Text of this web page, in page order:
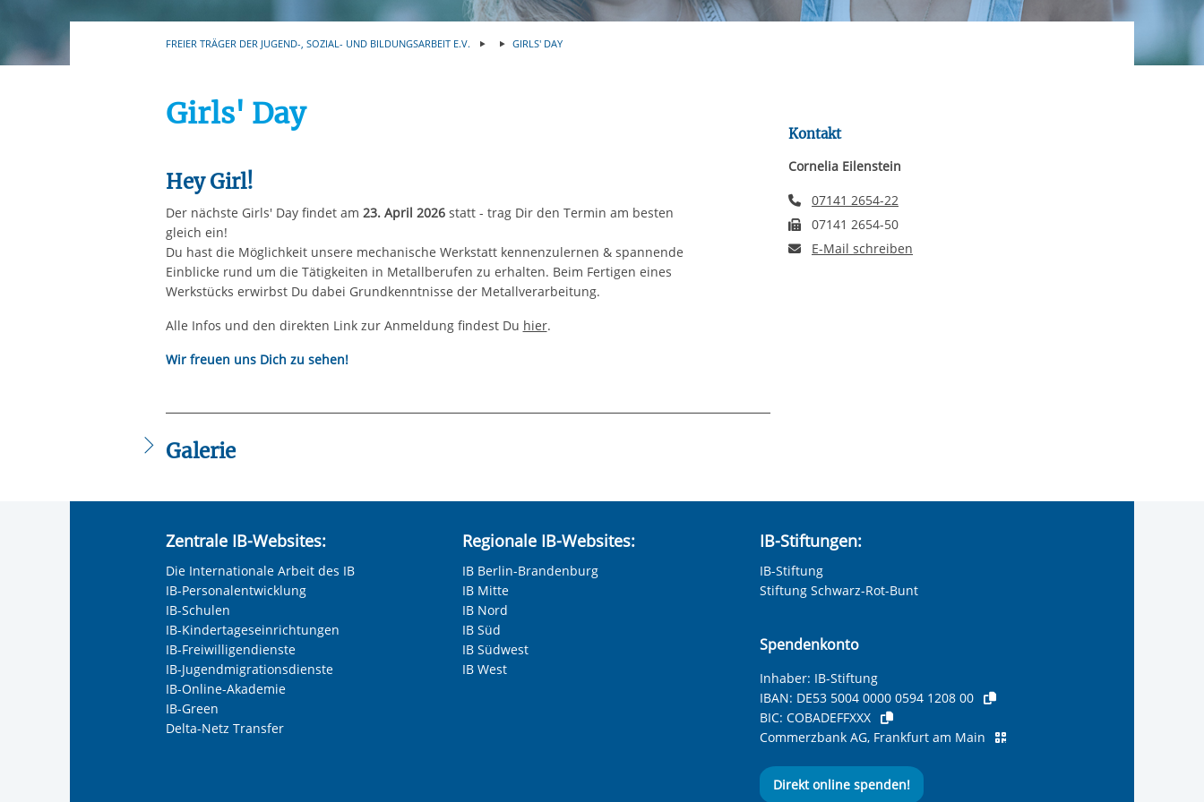
Ihre etwaige Einwilligung erstreckt sich nicht auf notwendige Cookies, die erforderlich zur Bereitstellung
aufgrund berechtigter Interessen und daher unabhängig von einer Einwilligung.
Automatische Wiedergabe starten/stoppen
FREIER TRÄGER DER JUGEND-, SOZIAL- UND BILDUNGSARBEIT E.V. GIRLS' DAY
Girls' Day
Hey Girl!
Der nächste Girls' Day findet am 23. April 2026 statt - trag Dir den Termin am besten
gleich ein!
Du hast die Möglichkeit unsere mechanische Werkstatt kennenzulernen & spannende
Einblicke rund um die Tätigkeiten in Metallberufen zu erhalten. Beim Fertigen eines
Werkstücks erwirbst Du dabei Grundkenntnisse der Metallverarbeitung.
Alle Infos und den direkten Link zur Anmeldung findest Du hier.
Wir freuen uns Dich zu sehen!
Galerie
Kontakt
Cornelia Eilenstein
Telefonnummer
07141 2654-22
Faxnummer
07141 2654-50
E-Mail schreiben
Zentrale IB-Websites:
Die Internationale Arbeit des IB
IB-Personalentwicklung
IB-Schulen
IB-Kindertageseinrichtungen
IB-Freiwilligendienste
IB-Jugendmigrationsdienste
IB-Online-Akademie
IB-Green
Delta-Netz Transfer
Regionale IB-Websites:
IB Berlin-Brandenburg
IB Mitte
IB Nord
IB Süd
IB Südwest
IB West
IB-Stiftungen:
IB-Stiftung
Stiftung Schwarz-Rot-Bunt
Spendenkonto
Inhaber: IB-Stiftung
IBAN: DE53 5004 0000 0594 1208 00
BIC: COBADEFFXXX
Commerzbank AG, Frankfurt am Main
Direkt online spenden!